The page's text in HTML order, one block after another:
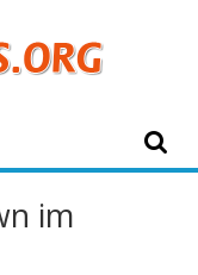
im